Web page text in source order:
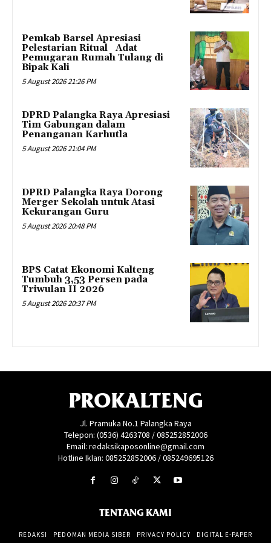
Pemkab Barsel Apresiasi
Pelestarian Ritual Adat
Pemugaran Rumah Tulang di
Bipak Kali
5 August 2026 21:26 PM
DPRD Palangka Raya Apresiasi
Tim Gabungan dalam
Penanganan Karhutla
5 August 2026 21:04 PM
DPRD Palangka Raya Dorong
Merger Sekolah untuk Atasi
Kekurangan Guru
5 August 2026 20:48 PM
BPS Catat Ekonomi Kalteng
Tumbuh 3,53 Persen pada
Triwulan II 2026
5 August 2026 20:37 PM
PROKALTENG
Jl. Pramuka No.1 Palangka Raya
Telepon: (0536) 4263708 / 085252852006
Email: redaksikaposonline@gmail.com
Hotline Iklan: 085252852006 / 085249695126
TENTANG KAMI
REDAKSI PEDOMAN MEDIA SIBER PRIVACY POLICY DIGITAL E-PAPER